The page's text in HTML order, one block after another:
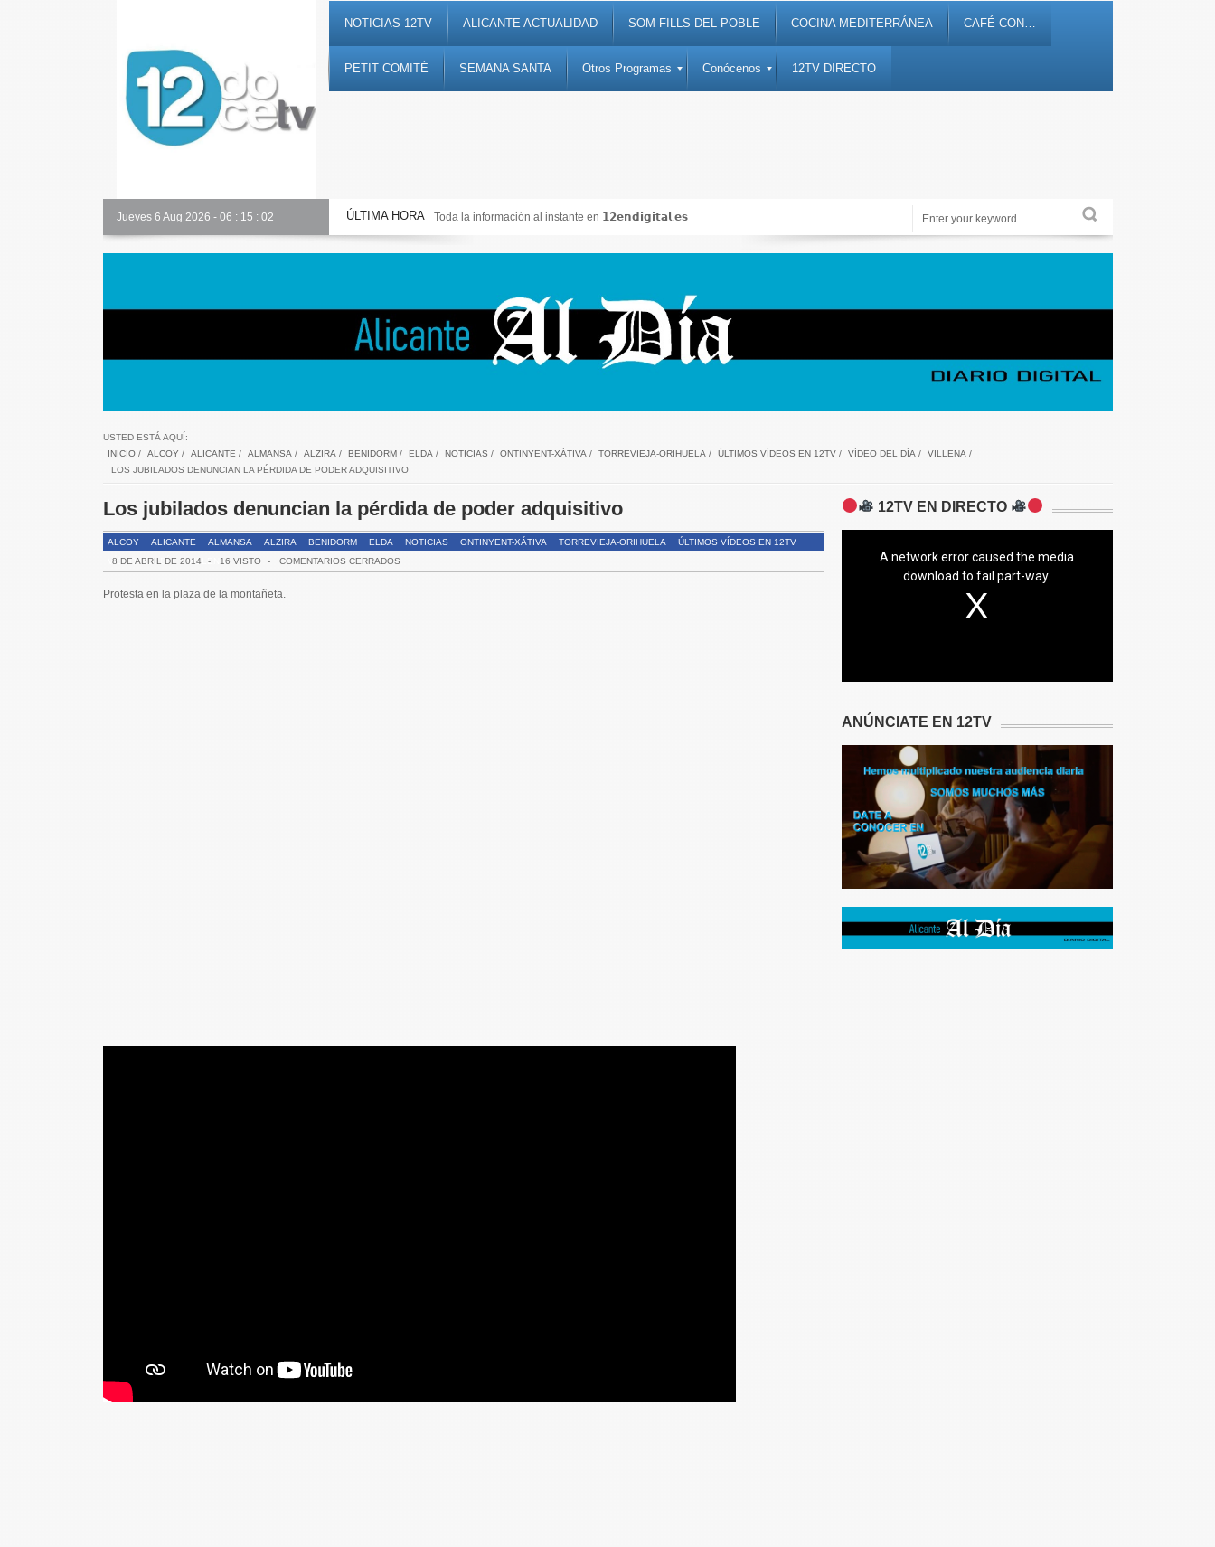
NOTICIAS 12TV ALICANTE ACTUALIDAD SOM FILLS DEL POBLE COCINA MEDITERRÁNEA CAFÉ CON…
PETIT COMITÉ SEMANA SANTA Otros Programas Conócenos 12TV DIRECTO
Jueves 6 Aug 2026 - 06 : 15 : 03 ÚLTIMA HORA
Alicante Actualidad Toda la información al instante en 𝟭𝟮𝗲𝗻𝗱𝗶𝗴𝗶𝘁𝗮𝗹.𝗲𝘀 Noticias, debates, fiestas, cultura, ocio y entretenimiento
USTED ESTÁ AQUÍ:
INICIO/ ALCOY/ ALICANTE / ALMANSA / ALZIRA / BENIDORM/ ELDA / NOTICIAS / ONTINYENT-XÁTIVA / TORREVIEJA-ORIHUELA / ÚLTIMOS VÍDEOS EN 12TV/ VÍDEO DEL DÍA / VILLENA /
LOS JUBILADOS DENUNCIAN LA PÉRDIDA DE PODER ADQUISITIVO
Los jubilados denuncian la pérdida de poder adquisitivo
ALCOY ALICANTE ALMANSA ALZIRA BENIDORM ELDA NOTICIAS ONTINYENT-XÁTIVA TORREVIEJA-ORIHUELA
ÚLTIMOS VÍDEOS EN 12TV
VÍDEO DEL DÍA
VILLENA
8 DE ABRIL DE 2014 - 16 VISTO - COMENTARIOS CERRADOS
Protesta en la plaza de la montañeta.
12TV EN DIRECTO
A network error caused the media
download to fail part-way.
ANÚNCIATE EN 12TV